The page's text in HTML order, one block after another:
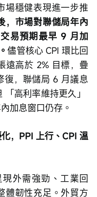
場穩健表現進一步推
，市場對聯儲局年內
易預期最早 9 月加
儘管核心 CPI 環比回
遠高於 2% 目標，疊
復，聯儲局 6 月議息
高利率維持更久」
加息窗口仍存。
，PPI 上行、CPI 溫
外需強勁、工業回
體韌性充足。外貿方